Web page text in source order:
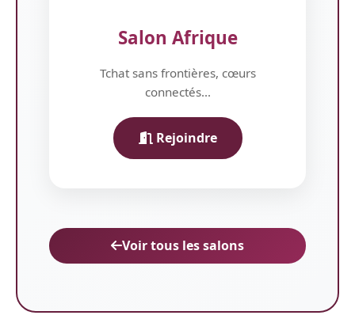
Salon Afrique
Tchat sans frontières, cœurs
connectés...
Rejoindre
Voir tous les salons